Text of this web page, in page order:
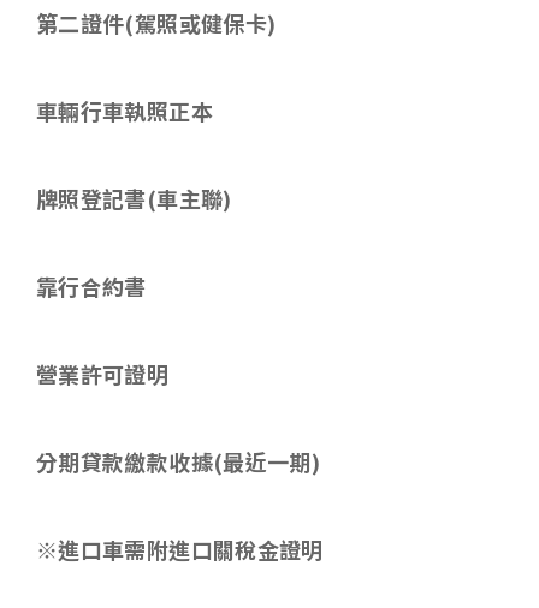
第二證件(駕照或健保卡)
車輛行車執照正本
牌照登記書(車主聯)
靠行合約書
營業許可證明
分期貸款繳款收據(最近一期)
※進口車需附進口關稅金證明